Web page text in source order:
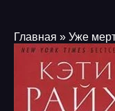
Главная » Уже